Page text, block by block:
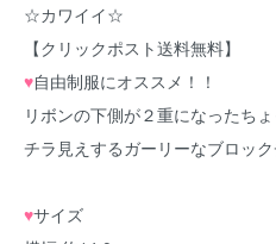
☆カワイイ☆
【クリックポスト送料無料】
♥自由制服にオススメ！！
リボンの下側が２重になったちょ
チラ見えするガーリーなブロッ
♥サイズ